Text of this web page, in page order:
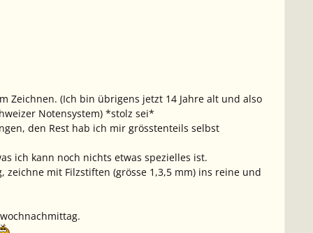
Zeichnen. (Ich bin übrigens jetzt 14 Jahre alt und also
Notensystem) *stolz sei*
den Rest hab ich mir grösstenteils selbst
ich kann noch nichts etwas spezielles ist.
mit Filzstiften (grösse 1,3,5 mm) ins reine und